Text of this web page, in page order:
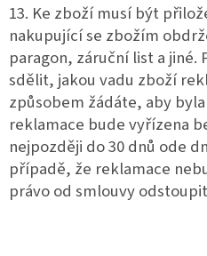
13. Ke zboží musí být
nakupující se zbožím
paragon, záruční list a jiné.
sdělit, jakou vadu zboží
způsobem žádáte, aby
reklamace bude vyřízena
nejpozději do 30 dnů ode
případě, že reklamace
právo od smlouvy